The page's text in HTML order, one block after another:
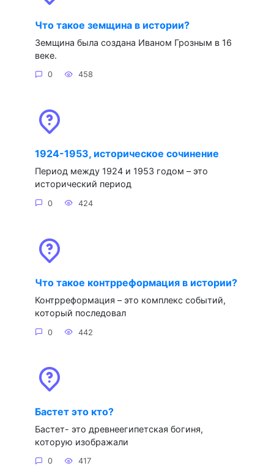
Что такое земщина в истории?
Земщина была создана Иваном Грозным в 16
веке.
0 458
1924-1953, историческое сочинение
Период между 1924 и 1953 годом – это
исторический период
0 424
Что такое контрреформация в истории?
Контрреформация – это комплекс событий,
который последовал
0 442
Бастет это кто?
Бастет- это древнеегипетская богиня,
которую изображали
0 417